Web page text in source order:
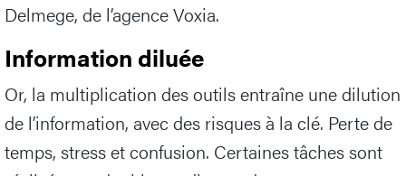
Delmege, de l’agence Voxia.
Information diluée
Or, la multiplication des outils entraîne une dilution
de l’information, avec des risques à la clé. Perte de
temps, stress et confusion. Certaines tâches sont